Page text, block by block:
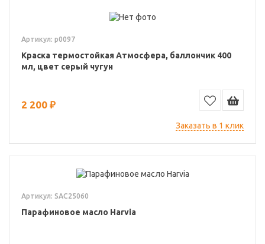
Артикул: p0097
Краска термостойкая Атмосфера, баллончик 400
мл, цвет серый чугун
2 200 ₽
Заказать в 1 клик
Артикул: SAC25060
Парафиновое масло Harvia